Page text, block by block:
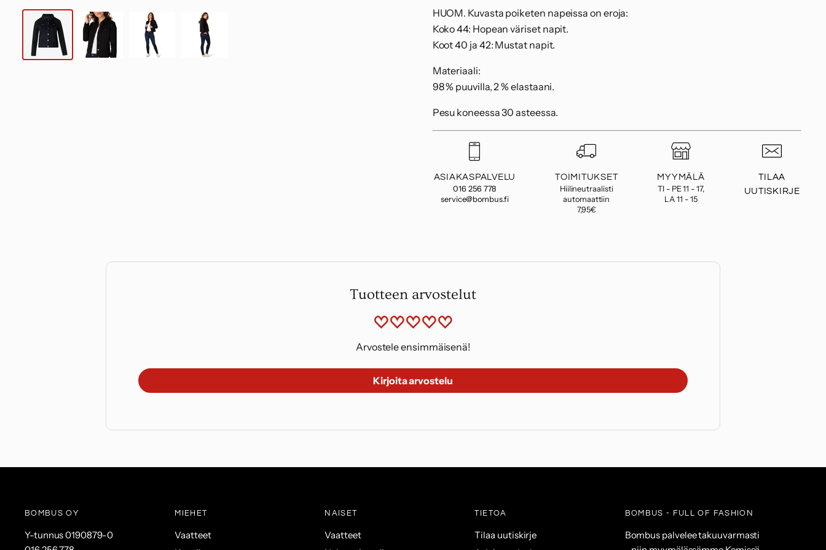
HUOM. Kuvasta poiketen napeissa on eroja:
Koko 44: Hopean väriset napit.
Koot 40 ja 42: Mustat napit.
Materiaali:
98 % puuvilla, 2 % elastaani.
Pesu koneessa 30 asteessa.
ASIAKASPALVELU
016 256 778
service@bombus.fi
TOIMITUKSET
Hiilineutraalisti
automaattiin
7,95€
MYYMÄLÄ
TI - PE 11 - 17,
LA 11 - 15
TILAA
UUTISKIRJE
Tuotteen arvostelut
Arvostele ensimmäisenä!
Kirjoita arvostelu
BOMBUS OY
Y-tunnus 0190879-0
MIEHET
Vaatteet
NAISET
Vaatteet
TIETOA
Tilaa uutiskirje
BOMBUS - FULL OF FASHION
Bombus palvelee takuuvarmasti